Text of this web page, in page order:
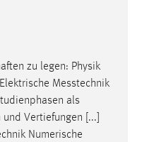
zu legen: Physik
Messtechnik
als
Vertiefungen [...]
Numerische